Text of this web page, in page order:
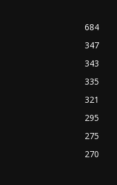
684
347
343
335
321
295
275
270